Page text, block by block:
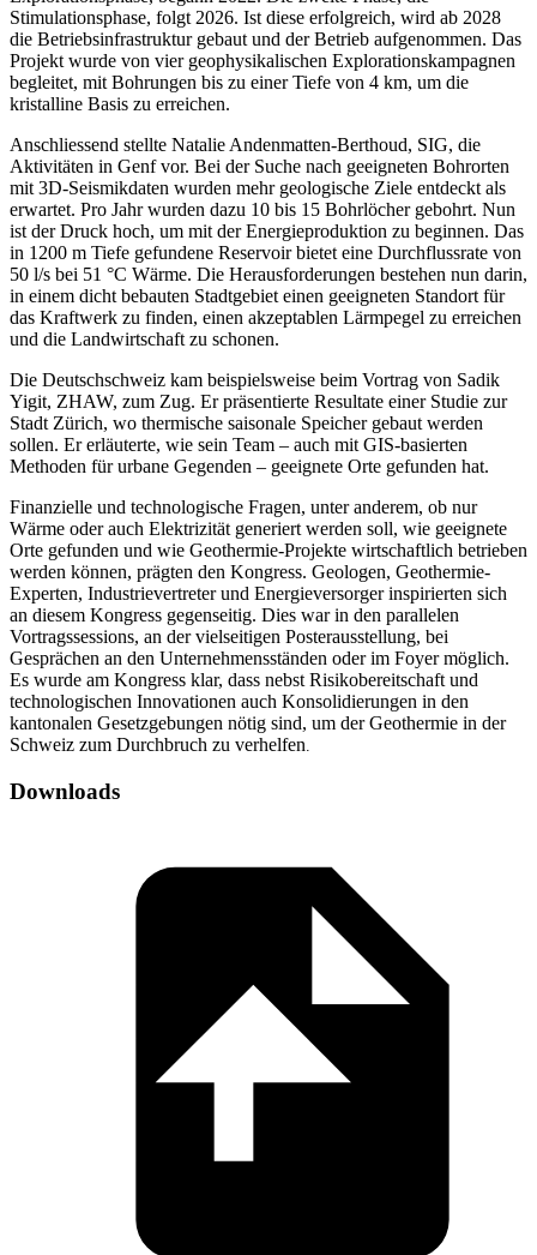
Stimulationsphase, folgt 2026. Ist diese erfolgreich, wird ab 2028
die Betriebsinfrastruktur gebaut und der Betrieb aufgenommen. Das
Projekt wurde von vier geophysikalischen Explorationskampagnen
begleitet, mit Bohrungen bis zu einer Tiefe von 4 km, um die
kristalline Basis zu erreichen.
Anschliessend stellte Natalie Andenmatten-Berthoud, SIG, die
Aktivitäten in Genf vor. Bei der Suche nach geeigneten Bohrorten
mit 3D-Seismikdaten wurden mehr geologische Ziele entdeckt als
erwartet. Pro Jahr wurden dazu 10 bis 15 Bohrlöcher gebohrt. Nun
ist der Druck hoch, um mit der Energieproduktion zu beginnen. Das
in 1200 m Tiefe gefundene Reservoir bietet eine Durchflussrate von
50 l/s bei 51 °C Wärme. Die Herausforderungen bestehen nun darin,
in einem dicht bebauten Stadtgebiet einen geeigneten Standort für
das Kraftwerk zu finden, einen akzeptablen Lärmpegel zu erreichen
und die Landwirtschaft zu schonen.
Die Deutschschweiz kam beispielsweise beim Vortrag von Sadik
Yigit, ZHAW, zum Zug. Er präsentierte Resultate einer Studie zur
Stadt Zürich, wo thermische saisonale Speicher gebaut werden
sollen. Er erläuterte, wie sein Team – auch mit GIS-basierten
Methoden für urbane Gegenden – geeignete Orte gefunden hat.
Finanzielle und technologische Fragen, unter anderem, ob nur
Wärme oder auch Elektrizität generiert werden soll, wie geeignete
Orte gefunden und wie Geothermie-Projekte wirtschaftlich betrieben
werden können, prägten den Kongress. Geologen, Geothermie-
Experten, Industrievertreter und Energieversorger inspirierten sich
an diesem Kongress gegenseitig. Dies war in den parallelen
Vortragssessions, an der vielseitigen Posterausstellung, bei
Gesprächen an den Unternehmensständen oder im Foyer möglich.
Es wurde am Kongress klar, dass nebst Risikobereitschaft und
technologischen Innovationen auch Konsolidierungen in den
kantonalen Gesetzgebungen nötig sind, um der Geothermie in der
Schweiz zum Durchbruch zu verhelfen.
Downloads